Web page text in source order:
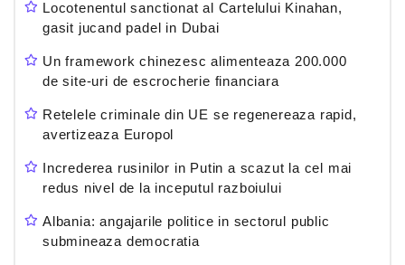
Locotenentul sanctionat al Cartelului Kinahan,
gasit jucand padel in Dubai
Un framework chinezesc alimenteaza 200.000
de site-uri de escrocherie financiara
Retelele criminale din UE se regenereaza rapid,
avertizeaza Europol
Increderea rusinilor in Putin a scazut la cel mai
redus nivel de la inceputul razboiului
Albania: angajarile politice in sectorul public
submineaza democratia